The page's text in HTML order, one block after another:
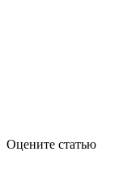
Оцените статью